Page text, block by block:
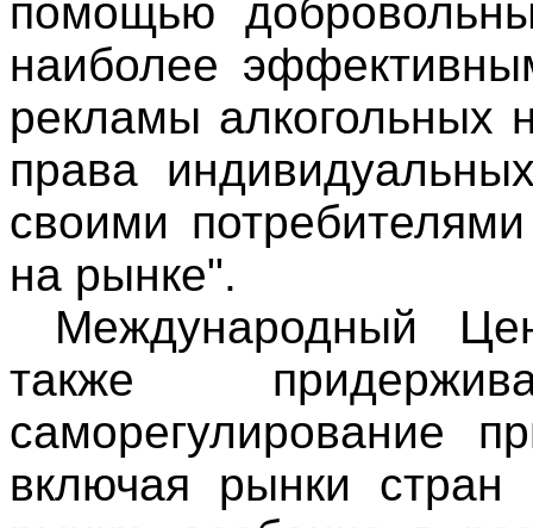
помощью
наиболее
рекламы алкогольных
права
своими
на рынке".
Международный
также
саморегулирование
включая рынки